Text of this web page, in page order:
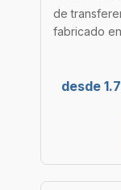
de
fabricado
desde